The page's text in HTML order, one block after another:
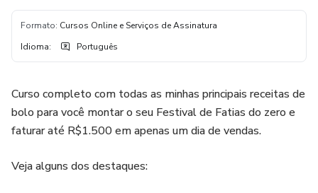
Formato: Cursos Online e Serviços de Assinatura
Idioma: Português
Curso completo com todas as minhas principais receitas de
bolo para você montar o seu Festival de Fatias do zero e
faturar até R$1.500 em apenas um dia de vendas.
Veja alguns dos destaques: